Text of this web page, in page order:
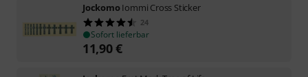
JockomoIommi Cross Sticker
24
Sofort lieferbar
11,90€